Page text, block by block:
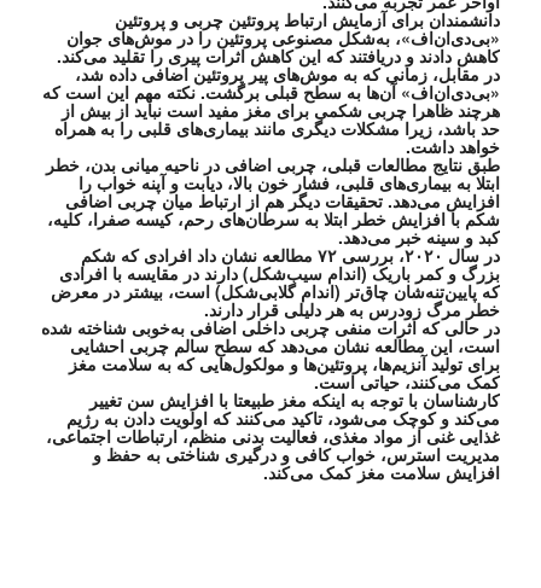
دانشمندان برای آزمایش ارتباط پروتئین چربی و پروتئین
«بی‌دی‌ان‌اف»، به‌شکل مصنوعی پروتئین را در موش‌های جوان
کاهش دادند و دریافتند که این کاهش اثرات پیری را تقلید می‌کند.
در مقابل، زمانی که به موش‌های پیر پروتئین اضافی داده شد،
«بی‌دی‌ان‌اف» آن‌ها به سطح قبلی برگشت. نکته مهم این است که
هرچند ظاهرا چربی شکمی برای مغز مفید است نباید از بیش از
حد باشد، زیرا مشکلات دیگری مانند بیماری‌های قلبی را به همراه
خواهد داشت.
طبق نتایج مطالعات قبلی، چربی اضافی در ناحیه میانی بدن، خطر
ابتلا به بیماری‌های قلبی، فشار خون بالا، دیابت و آپنه خواب را
افزایش می‌دهد. تحقیقات دیگر هم از ارتباط میان چربی اضافی
شکم با افزایش خطر ابتلا به سرطان‌های رحم، کیسه صفرا، کلیه،
کبد و سینه خبر می‌دهد.
در سال ۲۰۲۰، بررسی ۷۲ مطالعه نشان داد افرادی که شکم
بزرگ و کمر باریک (اندام سیب‌شکل) دارند در مقایسه با افرادی
که پایین‌تنه‌شان چاق‌تر (اندام گلابی‌شکل) است، بیشتر در معرض
خطر مرگ زودرس به هر دلیلی قرار دارند.
در حالی که اثرات منفی چربی داخلی اضافی به‌خوبی شناخته شده
است، این مطالعه نشان می‌دهد که سطح سالم چربی احشایی
برای تولید آنزیم‌ها، پروتئین‌ها و مولکول‌هایی که به سلامت مغز
کمک می‌کنند، حیاتی است.
کارشناسان با توجه به اینکه مغز طبیعتا با افزایش سن تغییر
می‌کند و کوچک می‌شود، تاکید می‌کنند که اولویت دادن به رژیم
غذایی غنی از مواد مغذی، فعالیت بدنی منظم، ارتباطات اجتماعی،
مدیریت استرس، خواب کافی و درگیری شناختی به حفظ و
افزایش سلامت مغز کمک می‌کند.